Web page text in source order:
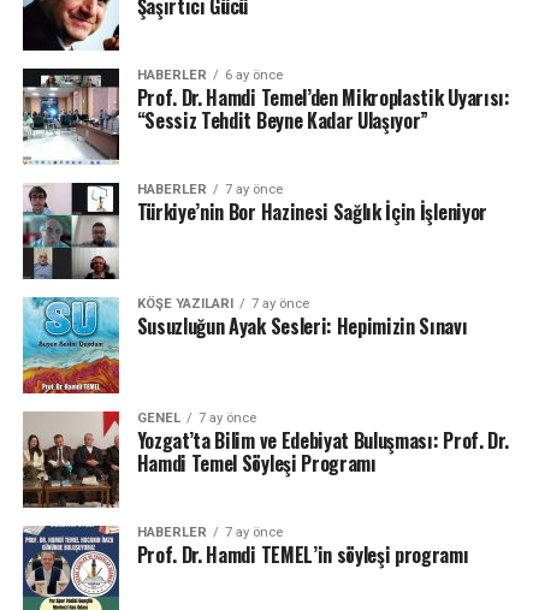
Şaşırtıcı Gücü
HABERLER 6 ay önce
Prof. Dr. Hamdi Temel’den Mikroplastik Uyarısı:
“Sessiz Tehdit Beyne Kadar Ulaşıyor”
HABERLER 7 ay önce
Türkiye’nin Bor Hazinesi Sağlık İçin İşleniyor
KÖŞE YAZILARI 7 ay önce
Susuzluğun Ayak Sesleri: Hepimizin Sınavı
GENEL 7 ay önce
Yozgat’ta Bilim ve Edebiyat Buluşması: Prof. Dr.
Hamdi Temel Söyleşi Programı
HABERLER 7 ay önce
Prof. Dr. Hamdi TEMEL’in söyleşi programı